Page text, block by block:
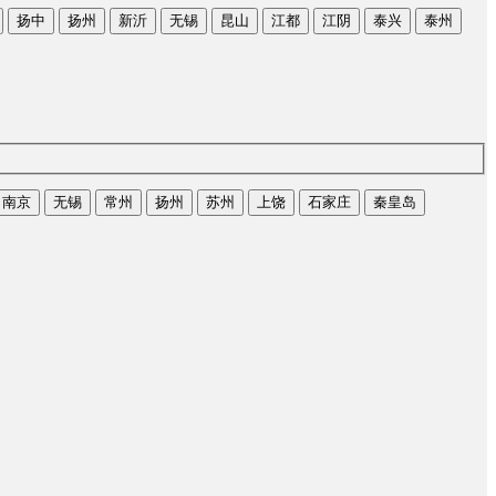
扬中 扬州 新沂 无锡 昆山 江都 江阴 泰兴 泰州
南京 无锡 常州 扬州 苏州 上饶 石家庄 秦皇岛